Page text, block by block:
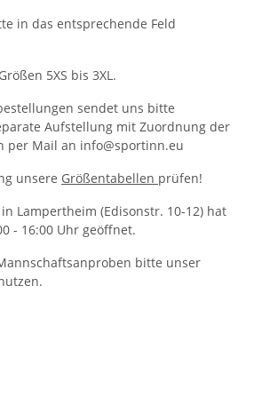
in das entsprechende Feld
5XS bis 3XL.
sendet uns bitte
Aufstellung mit Zuordnung der
per Mail an info@sportinn.eu
unsere Größentabellen prüfen!
Lampertheim (Edisonstr. 10-12) hat
- 16:00 Uhr geöffnet.
bitte unser